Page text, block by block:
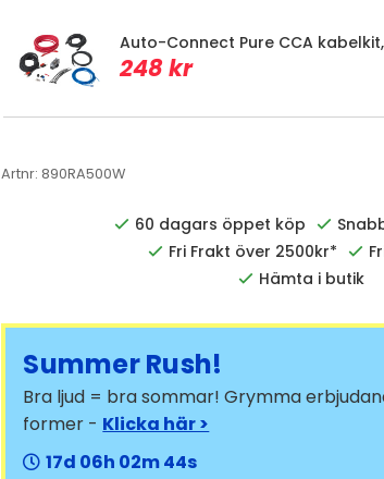
Auto-Connect Pure CCA kabelkit,
248 kr
Artnr:890RA500W
60 dagars öppet köp
Fri Frakt över 2500kr*
Hämta i butik
Summer Rush!
Bra ljud = bra sommar! Grymma
former - Klicka här >
17
06 02 44